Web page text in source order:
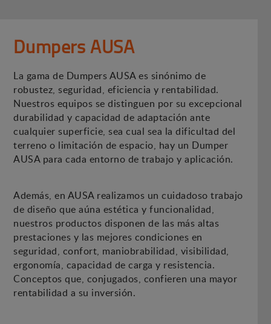
Dumpers AUSA
La gama de Dumpers AUSA es sinónimo de
robustez, seguridad, eficiencia y rentabilidad.
Nuestros equipos se distinguen por su excepcional
durabilidad y capacidad de adaptación ante
cualquier superficie, sea cual sea la dificultad del
terreno o limitación de espacio, hay un Dumper
AUSA para cada entorno de trabajo y aplicación.
Además, en AUSA realizamos un cuidadoso trabajo
de diseño que aúna estética y funcionalidad,
nuestros productos disponen de las más altas
prestaciones y las mejores condiciones en
seguridad, confort, maniobrabilidad, visibilidad,
ergonomía, capacidad de carga y resistencia.
Conceptos que, conjugados, confieren una mayor
rentabilidad a su inversión.